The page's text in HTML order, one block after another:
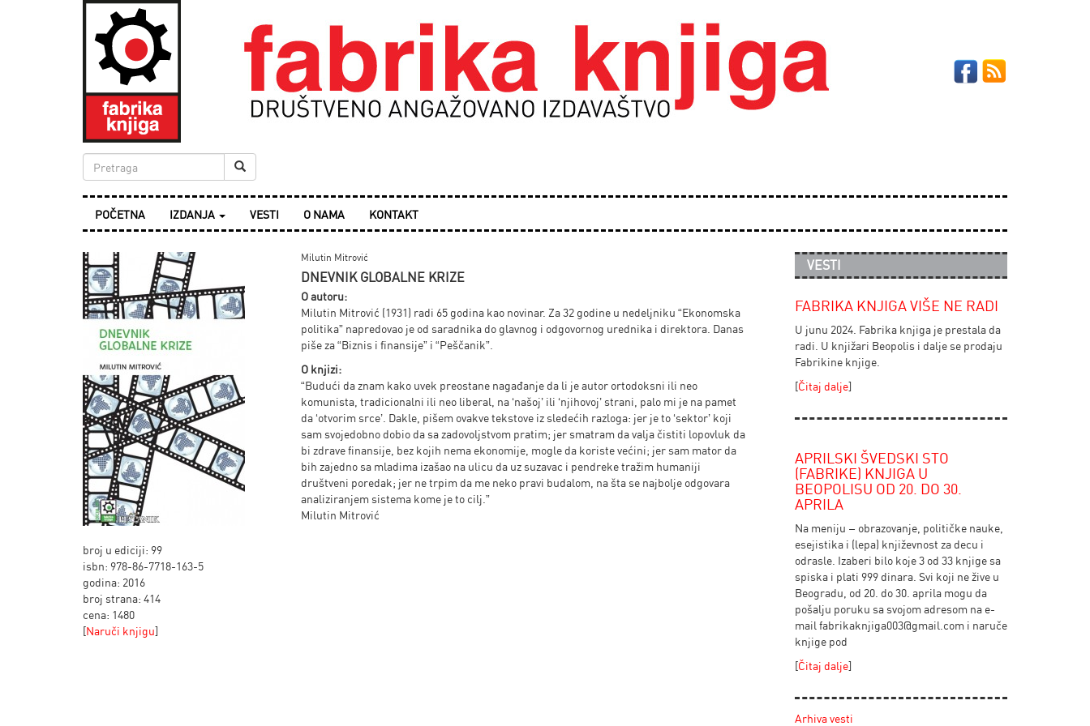
POČETNA IZDANJA VESTI O NAMA KONTAKT
broj u ediciji: 99
isbn: 978-86-7718-163-5
godina: 2016
broj strana: 414
cena: 1480
[Naruči knjigu]
Milutin Mitrović
DNEVNIK GLOBALNE KRIZE
O autoru:
Milutin Mitrović (1931) radi 65 godina kao novinar. Za 32 godine u nedeljniku “Ekonomska
politika” napredovao je od saradnika do glavnog i odgovornog urednika i direktora. Danas
piše za “Biznis i finansije” i “Peščanik”.
O knjizi:
“Budući da znam kako uvek preostane nagađanje da li je autor ortodoksni ili neo
komunista, tradicionalni ili neo liberal, na ‘našoj’ ili ‘njihovoj’ strani, palo mi je na pamet
da ‘otvorim srce’. Dakle, pišem ovakve tekstove iz sledećih razloga: jer je to ‘sektor’ koji
sam svojedobno dobio da sa zadovoljstvom pratim; jer smatram da valja čistiti lopovluk da
bi zdrave finansije, bez kojih nema ekonomije, mogle da koriste većini; jer sam mator da
bih zajedno sa mladima izašao na ulicu da uz suzavac i pendreke tražim humaniji
društveni poredak; jer ne trpim da me neko pravi budalom, na šta se najbolje odgovara
analiziranjem sistema kome je to cilj.”
Milutin Mitrović
VESTI
FABRIKA KNJIGA VIŠE NE RADI
U junu 2024. Fabrika knjiga je prestala da
radi. U knjižari Beopolis i dalje se prodaju
Fabrikine knjige.
[Čitaj dalje]
APRILSKI ŠVEDSKI STO
(FABRIKE) KNJIGA U
BEOPOLISU OD 20. DO 30.
APRILA
Na meniju – obrazovanje, političke nauke,
esejistika i (lepa) književnost za decu i
odrasle. Izaberi bilo koje 3 od 33 knjige sa
spiska i plati 999 dinara. Svi koji ne žive u
Beogradu, od 20. do 30. aprila mogu da
pošalju poruku sa svojom adresom na e-
mail fabrikaknjiga003@gmail.com i naruče
knjige pod
[Čitaj dalje]
Arhiva vesti